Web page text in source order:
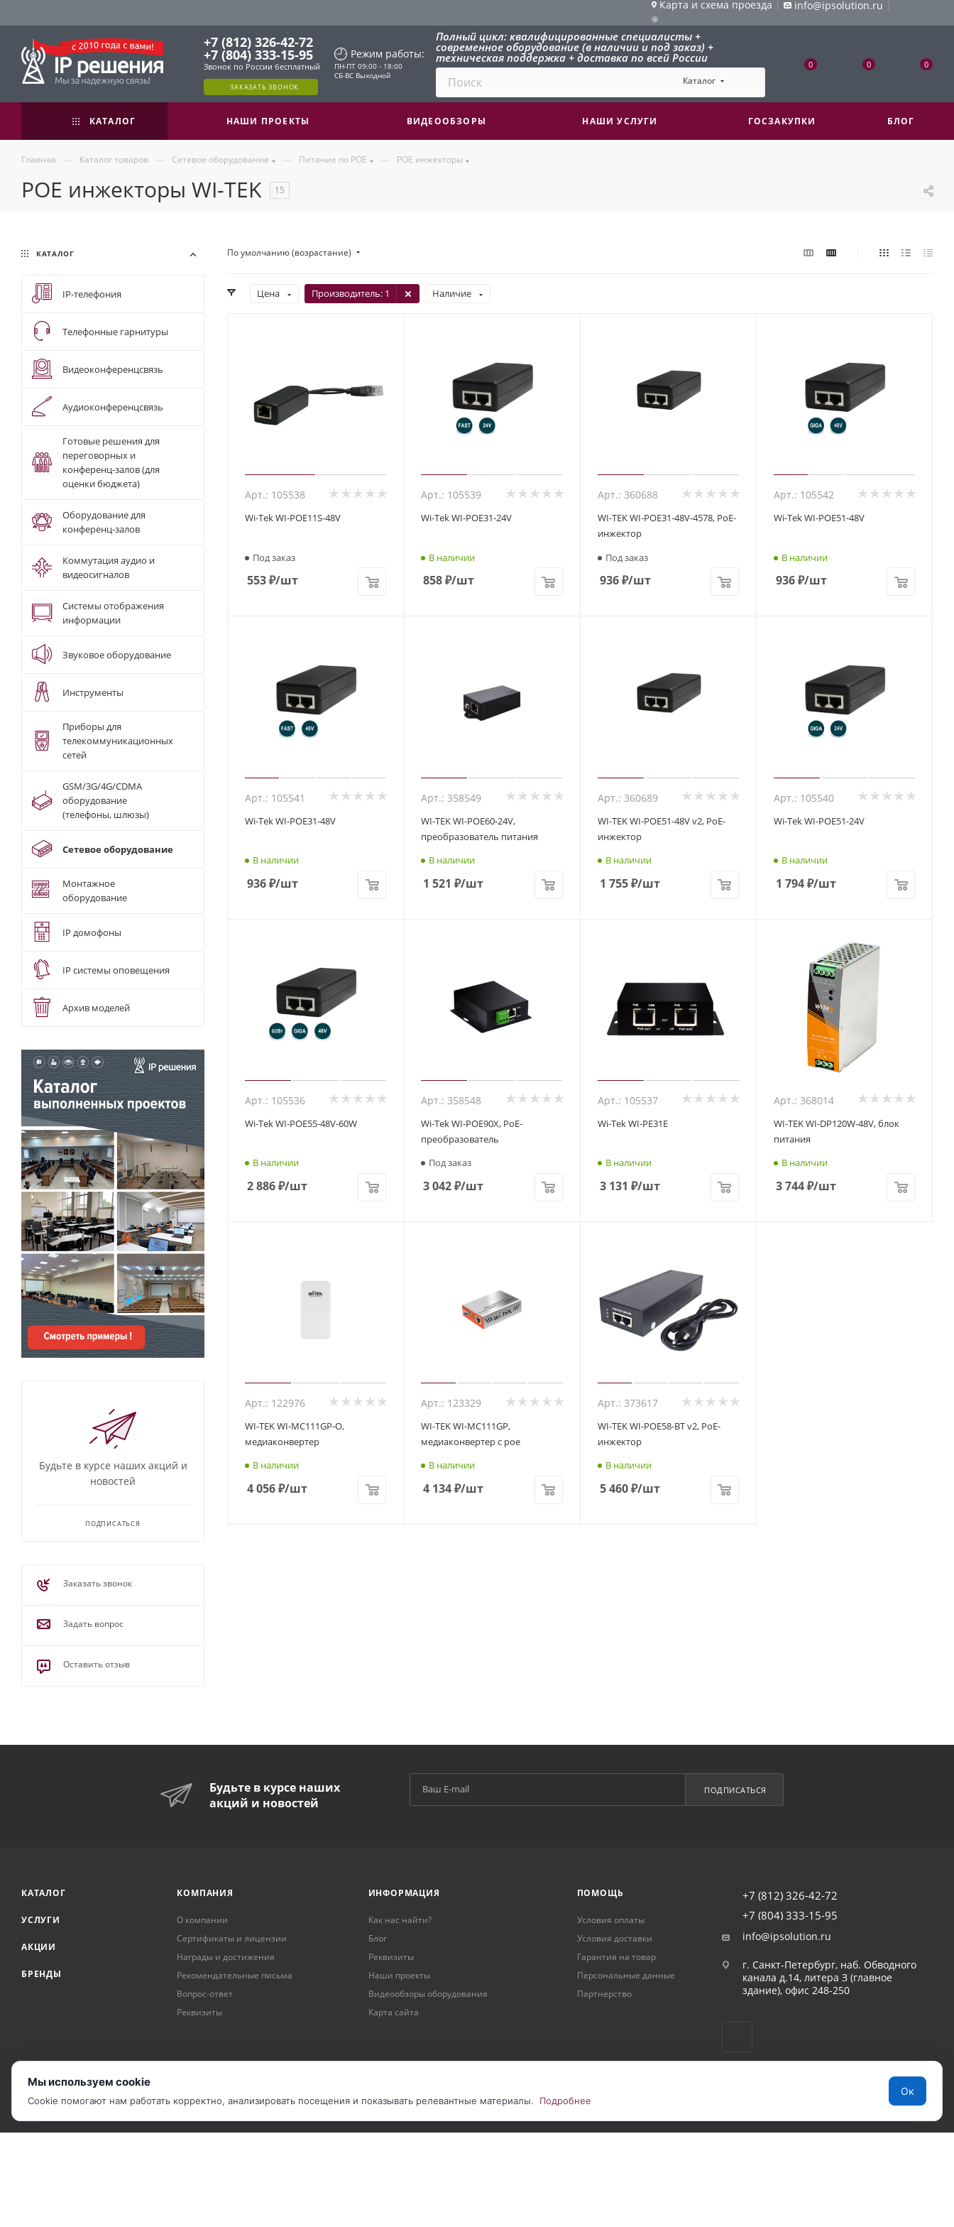
Карта и схема проезда | info@ipsolution.ru |
+7 (812) 326-42-72
+7 (804) 333-15-95
Звонок по России бесплатный
ЗАКАЗАТЬ ЗВОНОК
Режим работы:
ПН-ПТ 09:00 - 18:00
СБ-ВС Выходной
Полный цикл: квалифицированные специалисты +
современное оборудование (в наличии и под заказ) +
техническая поддержка + доставка по всей России
Каталог
0 0 0
КАТАЛОГ НАШИ ПРОЕКТЫ ВИДЕООБЗОРЫ НАШИ УСЛУГИ ГОСЗАКУПКИ БЛОГ
Главная — Каталог товаров — Сетевое оборудование — Питание по POE — POE инжекторы
POE инжекторы WI-TEK 15
По умолчанию (возрастание)
Цена Производитель: 1 Наличие
Арт.: 105538
Wi-Tek WI-POE11S-48V
Под заказ
553₽/шт
Арт.: 105539
Wi-Tek WI-POE31-24V
В наличии
858₽/шт
Арт.: 360688
WI-TEK WI-POE31-48V-4578, PoE-
инжектор
Под заказ
936₽/шт
Арт.: 105542
Wi-Tek WI-POE51-48V
В наличии
936₽/шт
Арт.: 105541
Wi-Tek WI-POE31-48V
В наличии
936₽/шт
Арт.: 358549
WI-TEK WI-POE60-24V,
преобразователь питания
В наличии
1 521 ₽/шт
Арт.: 360689
WI-TEK WI-POE51-48V v2, PoE-
инжектор
В наличии
1 755₽/шт
Арт.: 105540
Wi-Tek WI-POE51-24V
В наличии
1 794₽/шт
Арт.: 105536
Wi-Tek WI-POE55-48V-60W
В наличии
2 886₽/шт
Арт.: 358548
Wi-Tek WI-POE90X, PoE-
преобразователь
Под заказ
3 042₽/шт
Арт.: 105537
Wi-Tek WI-PE31E
В наличии
3 131 ₽/шт
Арт.: 368014
WI-TEK WI-DP120W-48V, блок
питания
В наличии
3 744₽/шт
Арт.: 122976
WI-TEK WI-MC111GP-O,
медиаконвертер
В наличии
4 056₽/шт
Арт.: 123329
WI-TEK WI-MC111GP,
медиаконвертер с poe
В наличии
4 134₽/шт
Арт.: 373617
WI-TEK WI-POE58-BT v2, PoE-
инжектор
В наличии
5 460₽/шт
КАТАЛОГ
IP-телефония
Телефонные гарнитуры
Видеоконференцсвязь
Аудиоконференцсвязь
Готовые решения для
переговорных и
конференц-залов (для
оценки бюджета)
Оборудование для
конференц-залов
Коммутация аудио и
видеосигналов
Системы отображения
информации
Звуковое оборудование
Инструменты
Приборы для
телекоммуникационных
сетей
GSM/3G/4G/CDMA
оборудование
(телефоны, шлюзы)
Сетевое оборудование
Монтажное
оборудование
IP домофоны
IP системы оповещения
Архив моделей
Будьте в курсе наших акций и
новостей
ПОДПИСАТЬСЯ
Заказать звонок
Задать вопрос
Оставить отзыв
Будьте в курсе наших
акций и новостей
ПОДПИСАТЬСЯ
КАТАЛОГ
УСЛУГИ
АКЦИИ
БРЕНДЫ
КОМПАНИЯ
О компании
Сертификаты и лицензии
Награды и достижения
Рекомендательные письма
Вопрос-ответ
Реквизиты
ИНФОРМАЦИЯ
Как нас найти?
Блог
Реквизиты
Наши проекты
Видеообзоры оборудования
Карта сайта
ПОМОЩЬ
Условия оплаты
Условия доставки
Гарантия на товар
Персональные данные
Партнерство
+7 (812) 326-42-72
+7 (804) 333-15-95
info@ipsolution.ru
г. Санкт-Петербург, наб. Обводного
канала д.14, литера З (главное
здание), офис 248-250
Мы используем cookie
Cookie помогают нам работать корректно, анализировать посещения и показывать релевантные материалы. Подробнее
Ок